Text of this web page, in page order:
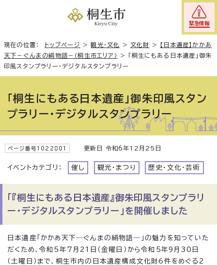
緊急情報
現在の位置： トップページ >観光・文化 >文化財 >
【日本遺産】かかあ
天下－ぐんまの絹物語－（桐生市エリア）
>
「桐生にもある日本遺産」御朱
印風スタンプラリー・デジタルスタンプラリー
「桐生にもある日本遺産」御朱印風スタン
プラリー・デジタルスタンプラリー
ページ番号1022801 更新日 令和6年12月25日
イベントカテゴリ： 催し 観光・まつり 歴史・文化・芸術
「『桐生にもある日本遺産』御朱印風スタンプラリ
ー・デジタルスタンプラリー」を開催しました
日本遺産「かかあ天下―ぐんまの絹物語―」の魅力を知っていた
だくため、令和5年7月21日（金曜日）から令和5年9月30日
（土曜日）まで、桐生市内の日本遺産構成文化財6件をめぐる2